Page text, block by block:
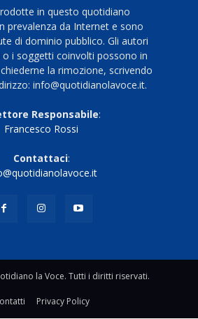
in questo quotidiano
prevalenza da Internet e sono
di dominio pubblico. Gli autori
o i soggetti coinvolti possono in
la rimozione, scrivendo
info@quotidianolavoce.it.
Responsabile:
Francesco Rossi
Contattaci:
la Voce. Tutti i diritti riservati.
Privacy Policy